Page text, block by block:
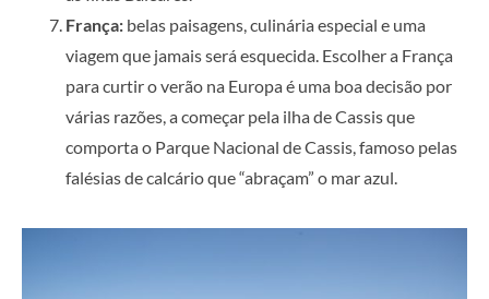
França: belas paisagens, culinária especial e uma
viagem que jamais será esquecida. Escolher a França
para curtir o verão na Europa é uma boa decisão por
várias razões, a começar pela ilha de Cassis que
comporta o Parque Nacional de Cassis, famoso pelas
falésias de calcário que “abraçam” o mar azul.